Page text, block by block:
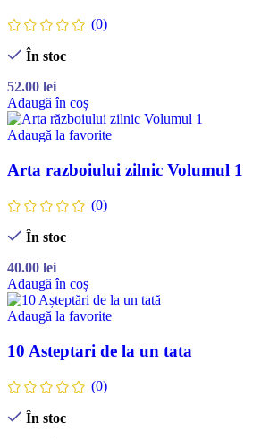
(0)
În stoc
52.00 lei
Adaugă în coș
Adaugă la favorite
Arta razboiului zilnic Volumul 1
(0)
În stoc
40.00 lei
Adaugă în coș
Adaugă la favorite
10 Asteptari de la un tata
(0)
În stoc